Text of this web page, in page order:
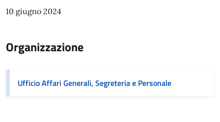
10 giugno 2024
Organizzazione
Ufficio Affari Generali, Segreteria e Personale